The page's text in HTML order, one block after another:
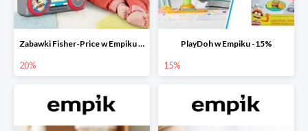
Zabawki Fisher-Price w Empiku do -20%
20%
PlayDoh w Empiku -15%
15%